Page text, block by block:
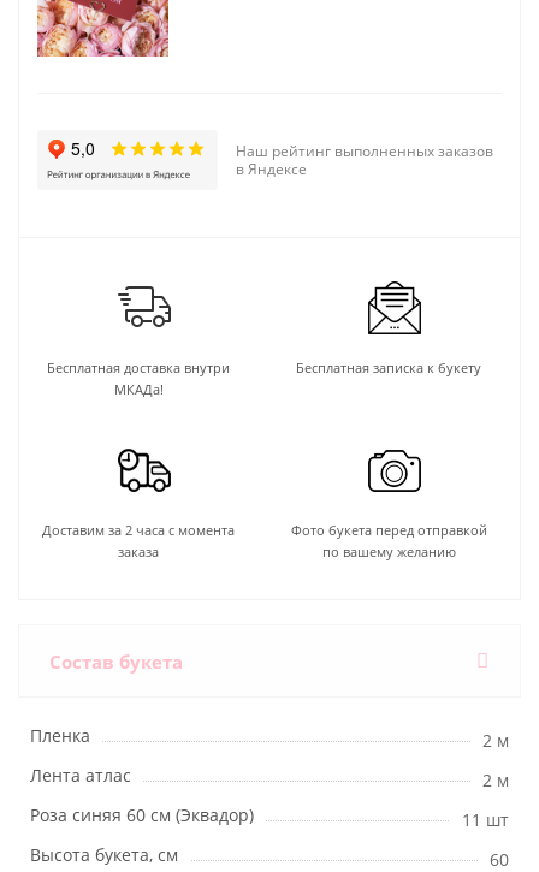
Наш рейтинг выполненных заказов
в Яндексе
Бесплатная доставка внутри
МКАДа!
Бесплатная записка к букету
Доставим за 2 часа с момента
заказа
Фото букета перед отправкой
по вашему желанию
Состав букета
Пленка
2 м
Лента атлас
2 м
Роза синяя 60 см (Эквадор)
11 шт
Высота букета, см
60